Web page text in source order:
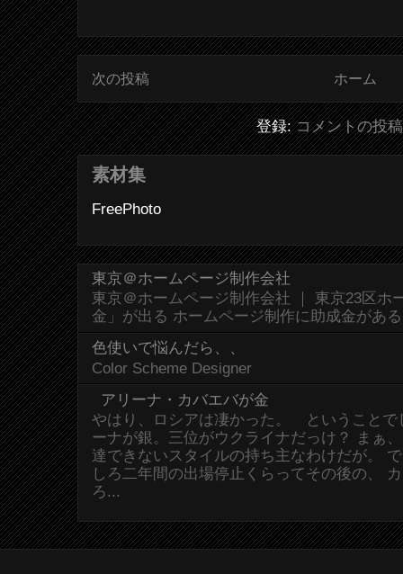
次の投稿 ホーム
登録:コメントの投
素材集
FreePhoto
東京＠ホームページ制作会社
東京＠ホームページ制作会社 ｜ 東京23区ホ
金」が出る ホームページ制作に助成金があ
色使いで悩んだら、、
Color Scheme Designer
アリーナ・カバエバが金
やはり、ロシアは凄かった。 ということで
ーナが銀。三位がウクライナだっけ？ まぁ
達できないスタイルの持ち主なわけだが。
しろ二年間の出場停止くらってその後の、
ろ...